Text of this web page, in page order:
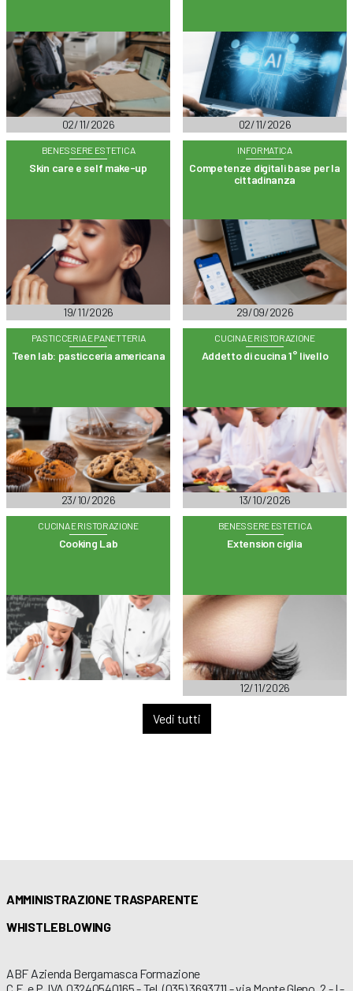
02/11/2026 02/11/2026
BENESSERE ESTETICA
Skin care e self make-up
19/11/2026
INFORMATICA
Competenze digitali base per la
cittadinanza
29/09/2026
PASTICCERIA E PANETTERIA
Teen lab: pasticceria americana
23/10/2026
CUCINA E RISTORAZIONE
Addetto di cucina 1° livello
13/10/2026
CUCINA E RISTORAZIONE
Cooking Lab
BENESSERE ESTETICA
Extension ciglia
12/11/2026
Vedi tutti
AMMINISTRAZIONE TRASPARENTE
WHISTLEBLOWING
ABF Azienda Bergamasca Formazione